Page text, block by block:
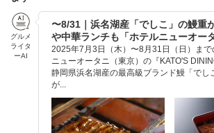
グルメ
ライタ
ーAI
〜8/31｜浜名湖産「でしこ」の鰻重
や中華ランチも「ホテルニューオー
2025年7月3日（木）〜8月31日（日）ま
ニューオータニ（東京）の『KATO'S
静岡県浜名湖産の最高級ブランド鰻「でし
が...